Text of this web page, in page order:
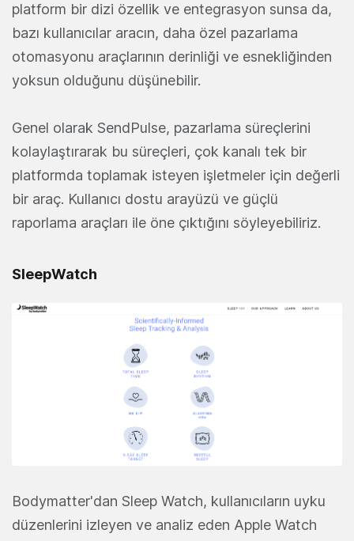
platform bir dizi özellik ve entegrasyon sunsa da,
bazı kullanıcılar aracın, daha özel pazarlama
otomasyonu araçlarının derinliği ve esnekliğinden
yoksun olduğunu düşünebilir.
Genel olarak SendPulse, pazarlama süreçlerini
kolaylaştırarak bu süreçleri, çok kanalı tek bir
platformda toplamak isteyen işletmeler için değerli
bir araç. Kullanıcı dostu arayüzü ve güçlü
raporlama araçları ile öne çıktığını söyleyebiliriz.
SleepWatch
Bodymatter'dan Sleep Watch, kullanıcıların uyku
düzenlerini izleyen ve analiz eden Apple Watch